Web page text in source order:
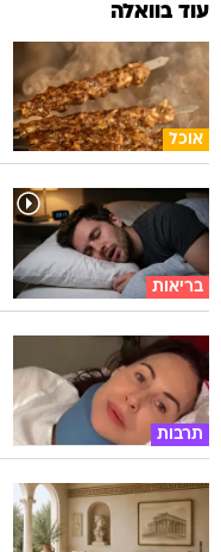
עוד בוואלה
אוכל
בריאות
תרבות